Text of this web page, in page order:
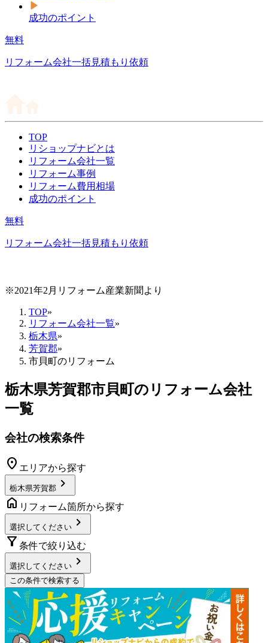
成功のポイント
無料
リフォーム会社一括見積もり依頼
TOP
リショップナビとは
リフォーム会社一覧
リフォーム事例
リフォーム費用相場
成功のポイント
無料
リフォーム会社一括見積もり依頼
※2021年2月リフォーム産業新聞より
TOP»
リフォーム会社一覧»
栃木県»
芳賀郡»
市貝町のリフォーム
栃木県芳賀郡市貝町のリフォーム会社
一覧
会社の検索条件
location_on エリアから探す
栃木県芳賀郡 chevron_right
home リフォーム箇所から探す
選択してください chevron_right
filter_alt 条件で絞り込む
選択してください chevron_right
この条件で検索する